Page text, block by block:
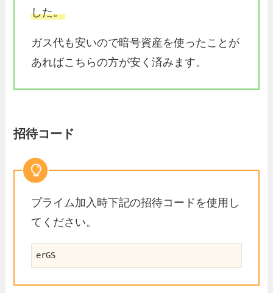
した。
ガス代も安いので暗号資産を使ったことが
あればこちらの方が安く済みます。
招待コード
プライム加入時下記の招待コードを使用し
てください。
erGS